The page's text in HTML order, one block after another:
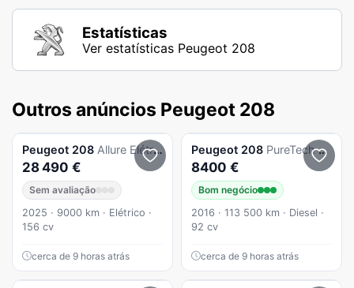
Estatísticas
Ver estatísticas Peugeot 208
Outros anúncios Peugeot 208
Peugeot 208 Allure Elétrico 136 cv (100 kW) - Bateria 50 kW
28 490 €
Sem avaliação
2025 · 9000 km · Elétrico ·
156 cv
cerca de 9 horas atrás
Peugeot 208 PureTech 82 ETG5 Stop & Start Active
8400 €
Bom negócio
2016 · 113 500 km · Diesel ·
92 cv
cerca de 9 horas atrás